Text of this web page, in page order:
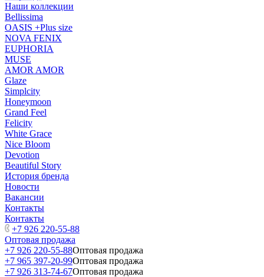
Наши коллекции
Bellissima
OASIS +Plus size
NOVA FENIX
EUPHORIA
MUSE
AMOR AMOR
Glaze
Simplcity
Honeymoon
Grand Feel
Felicity
White Grace
Nice Bloom
Devotion
Beautiful Story
История бренда
Новости
Вакансии
Контакты
Контакты
+7 926 220-55-88
Оптовая продажа
+7 926 220-55-88Оптовая продажа
+7 965 397-20-99Оптовая продажа
+7 926 313-74-67Оптовая продажа